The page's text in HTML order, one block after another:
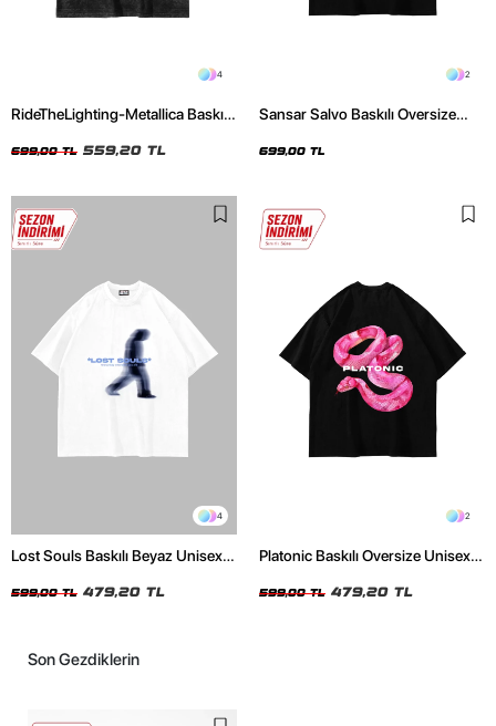
4
RideTheLighting-Metallica Baskılı
Tshirt
699,00 TL 559,20 TL
2
Sansar Salvo Baskılı Oversize
699,00 TL
4
Lost Souls Baskılı Beyaz Unisex
599,00 TL 479,20 TL
2
Platonic Baskılı Oversize Unisex
599,00 TL 479,20 TL
Son Gezdiklerin